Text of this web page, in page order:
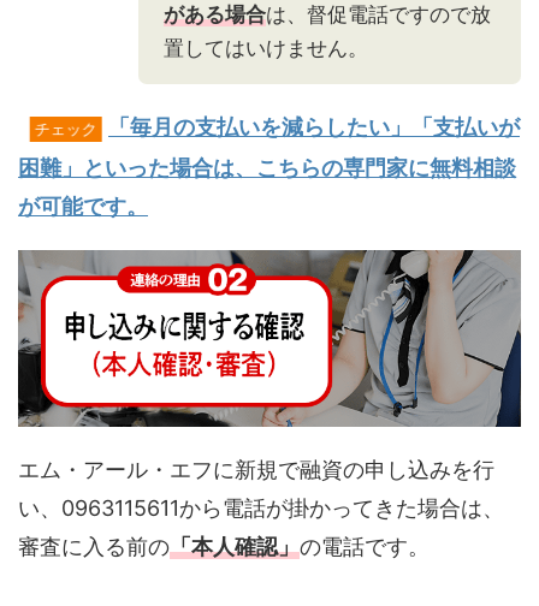
がある場合は、督促電話ですので放
置してはいけません。
チェック
「毎月の支払いを減らしたい」「支払いが
困難」といった場合は、こちらの専門家に無料相談
が可能です。
エム・アール・エフに新規で融資の申し込みを行
い、0963115611から電話が掛かってきた場合は、
審査に入る前の「本人確認」の電話です。